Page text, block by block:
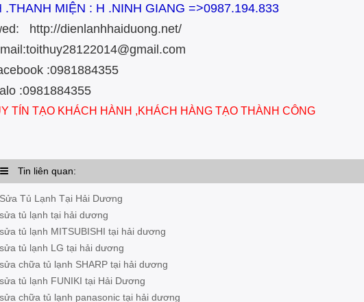
.THANH MIỆN : H .NINH GIANG =>0987.194.833
http://dienlanhhaiduong.net/
:0981884355
:0981884355
TÍN TẠO KHÁCH HÀNH ,KHÁCH HÀNG TẠO THÀNH CÔNG
Tin liên quan:
Tủ Lạnh Tại Hải Dương
tủ lạnh tại hải dương
tủ lạnh MITSUBISHI tại hải dương
tủ lạnh LG tại hải dương
chữa tủ lạnh SHARP tại hải dương
tủ lạnh FUNIKI tại Hải Dương
chữa tủ lạnh panasonic tại hải dương